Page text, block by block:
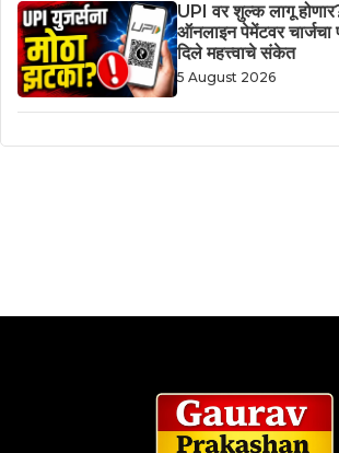
UPI वर शुल्क लागू
ऑनलाइन पेमेंटवर चार्जचा
दिले महत्त्वाचे संकेत
5 August 2026